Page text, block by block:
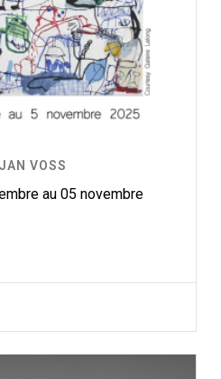
VOSS
au 05 novembre